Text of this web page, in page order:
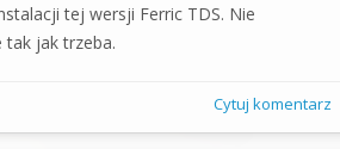
tej wersji Ferric TDS. Nie
jak trzeba.
Cytuj komentarz